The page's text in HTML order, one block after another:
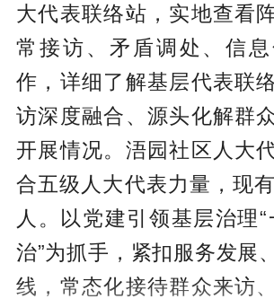
大代表联络站，实地查看
常接访、矛盾调处、信
作，详细了解基层代表联
访深度融合、源头化解群
开展情况。浯园社区人大
合五级人大代表力量，现
人。以党建引领基层治理
治”为抓手，紧扣服务发展
线，常态化接待群众来访